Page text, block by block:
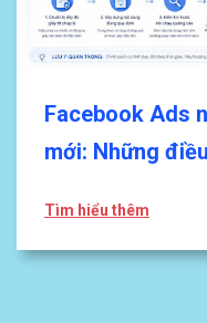
Facebook Ads
mới: Những
Tìm hiểu thêm